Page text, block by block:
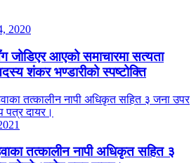
2020
जोडिएर आएको समाचारमा सत्यता
शंकर भण्डारीको स्पष्टोक्ति
तत्कालीन नापी अधिकृत सहित ३